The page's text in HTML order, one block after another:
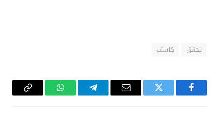
تحقق كاشف
فيسبوك تويتر
البريد
تيلقرام واتساب Copy